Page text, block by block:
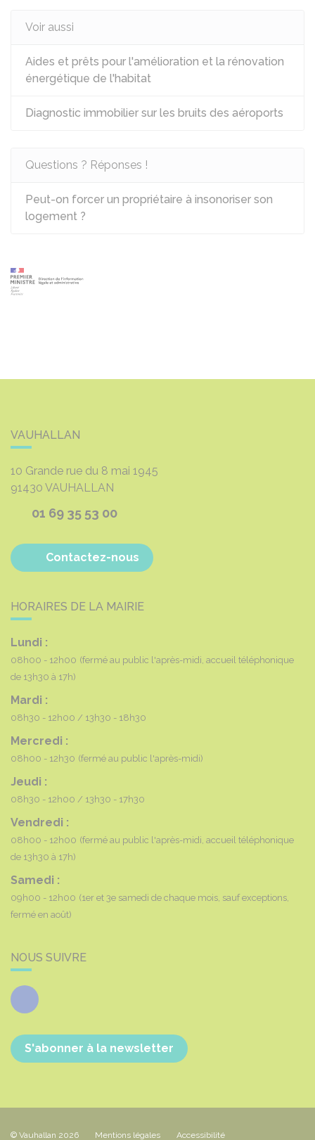
Voir aussi
Aides et prêts pour l'amélioration et la rénovation
énergétique de l'habitat
Diagnostic immobilier sur les bruits des aéroports
Questions ? Réponses !
Peut-on forcer un propriétaire à insonoriser son
logement ?
VAUHALLAN
10 Grande rue du 8 mai 1945
91430 VAUHALLAN
01 69 35 53 00
Contactez-nous
HORAIRES DE LA MAIRIE
Lundi :
08h00 - 12h00 (fermé au public l'après-midi, accueil téléphonique
de 13h30 à 17h)
Mardi :
08h30 - 12h00 13h30 - 18h30
Mercredi :
08h00 - 12h30 (fermé au public l'après-midi)
Jeudi :
08h30 - 12h00 13h30 - 17h30
Vendredi :
08h00 - 12h00 (fermé au public l'après-midi, accueil téléphonique
de 13h30 à 17h)
Samedi :
09h00 - 12h00 (1er et 3e samedi de chaque mois, sauf exceptions,
fermé en août)
NOUS SUIVRE
Facebook
S'abonner à la newsletter
© Vauhallan 2026 Mentions légales Accessibilité